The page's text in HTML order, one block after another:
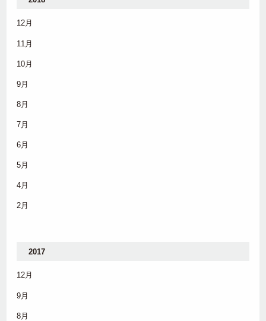
12月
11月
10月
9月
8月
7月
6月
5月
4月
2月
2017
12月
9月
8月